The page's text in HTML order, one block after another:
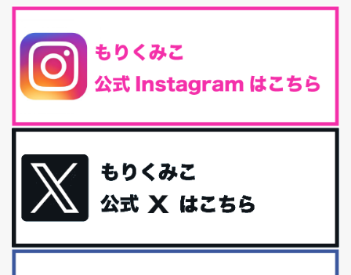
腸内環境を整えることは、健康維持の中でいっちばん大事！だと私
は思っています。 ヒトの免...
iHerb特大セール終了間近！みんな何買う？
最近お風呂上がりの炭酸水をシリカシリカにしているんだけど確か
今回は、最近毎回定期的に購入している「楽天ふるさと納税」の返
礼品トップ５を紹介します。今までいろ...
更年期を穏やかに乗りきるために今できる５つのこと。
アラフィフからの体と心の整え方。 私も気づけばアラフィフ、これ
といった更年期症状はまだ...
白髪・美容・免疫力、現代人に足りないのは海藻！